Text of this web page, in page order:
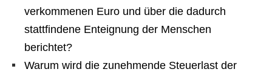
verkommenen Euro und über die dadurch
stattfindene Enteignung der Menschen
berichtet?
Warum wird die zunehmende Steuerlast der